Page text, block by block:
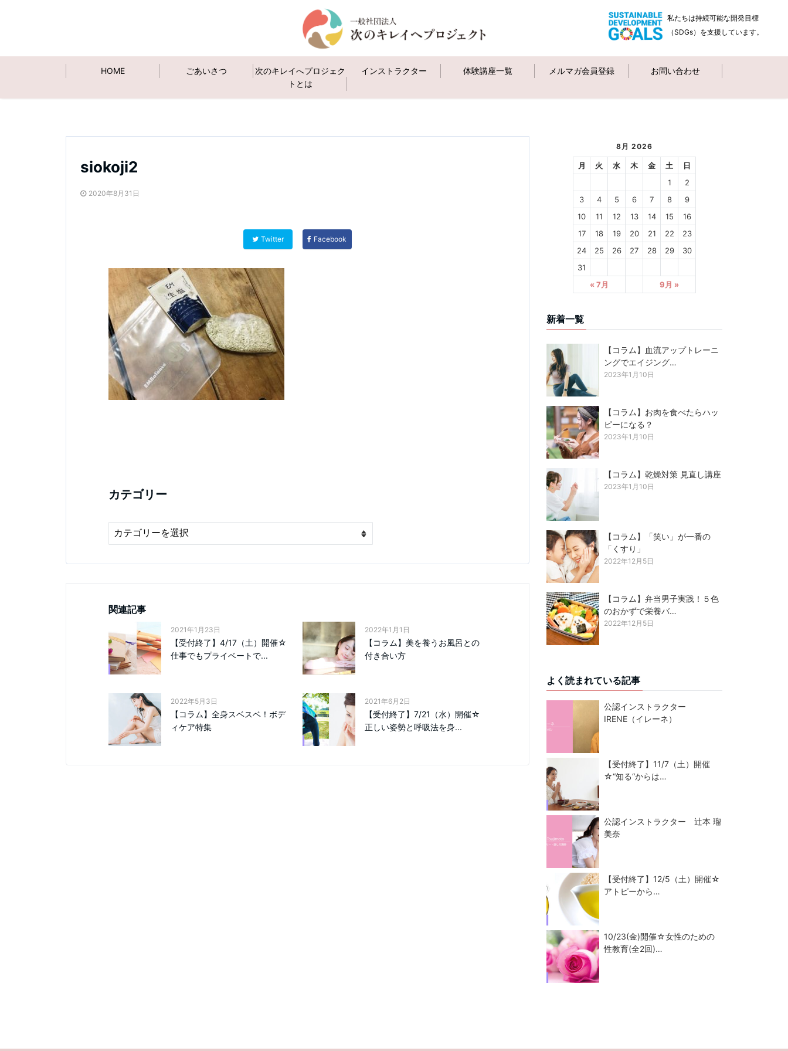
HOME ごあいさつ
次のキレイへプロジェク
トとは
インストラクター 体験講座一覧 メルマガ会員登録 お問い合わせ
siokoji2
2020年8月31日
Twitter Facebook
カテゴリー
関連記事
2021年1月23日
【受付終了】4/17（土）開催☆
仕事でもプライベートで...
2022年1月1日
【コラム】美を養うお風呂との
付き合い方
2022年5月3日
【コラム】全身スベスベ！ボデ
ィケア特集
2021年6月2日
【受付終了】7/21（水）開催☆
正しい姿勢と呼吸法を身...
8月 2026
月 火 水 木 金 土
日
1
2
3
4 5 6 7 8
9
10
11 12 13 14 15
16
17
18 19 20 21 22
23
24
25 26 27 28 29
30
31
« 7月
9月 »
新着一覧
【コラム】血流アップトレーニ
ングでエイジング…
2023年1月10日
【コラム】お肉を食べたらハッ
ピーになる？
2023年1月10日
【コラム】乾燥対策 見直し講座
2023年1月10日
【コラム】「笑い」が一番の
「くすり」
2022年12月5日
【コラム】弁当男子実践！５色
のおかずで栄養バ…
2022年12月5日
よく読まれている記事
公認インストラクター
IRENE（イレーネ）
【受付終了】11/7（土）開催
☆“知る“からは…
公認インストラクター 辻本 瑠
美奈
【受付終了】12/5（土）開催☆
アトピーから…
10/23(金)開催☆女性のための
性教育(全2回)…
私たちは持続可能な開発目標
（SDGs）を支援しています。